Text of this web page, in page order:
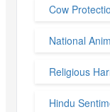
Cow
National
Religious
Hindu